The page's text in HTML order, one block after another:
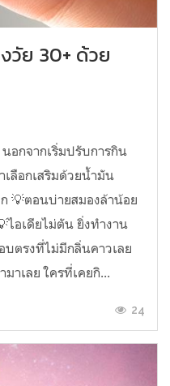
วัย 30+ ด้วย
อกจากเริ่มปรับการกิน
ลือกเสริมด้วยน้ำมัน
💡ตอนบ่ายสมองล้าน้อย
ไอเดียไม่ตัน ยิ่งทำงาน
บตรงที่ไม่มีกลิ่นคาวเลย
าเลย ใครที่เคยกิ...
24